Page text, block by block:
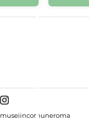
museiincomuneroma